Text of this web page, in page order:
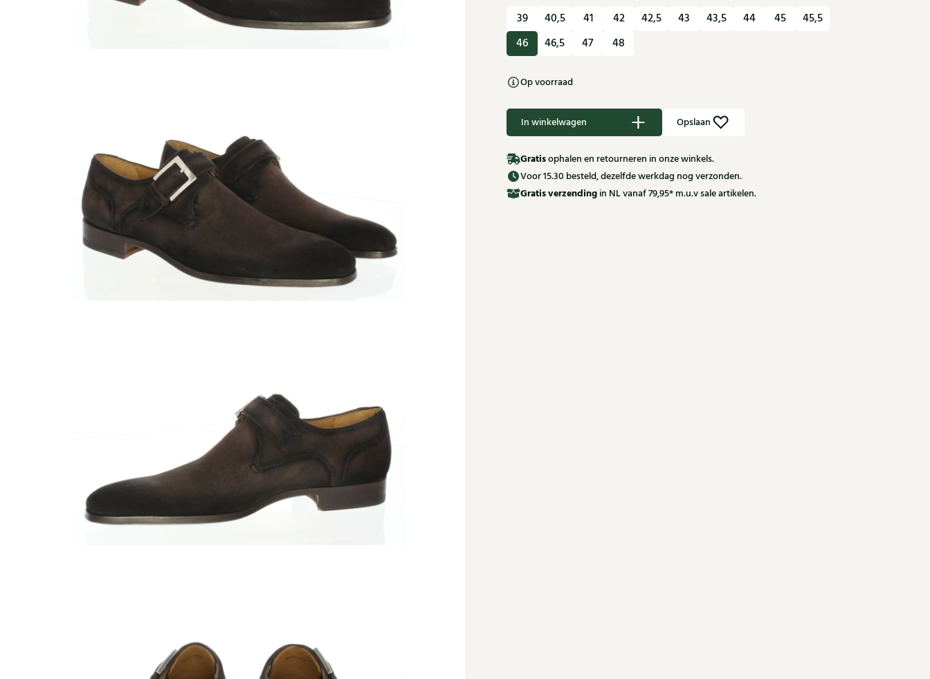
39 40,5 41 42 42,5 43 43,5 44 45
45,5
46
46,5 47 48
Op voorraad
In winkelwagen Opslaan
Gratisophalen en retourneren in onze winkels.
Voor 15.30 besteld, dezelfde werkdag nog verzonden.
Gratisverzending in NL vanaf 79,95* m.u.v sale artikelen.